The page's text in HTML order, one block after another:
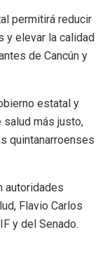
permitirá reducir
y elevar la calidad
de Cancún y
estatal y
salud más justo,
quintanarroenses
autoridades
Flavio Carlos
y del Senado.